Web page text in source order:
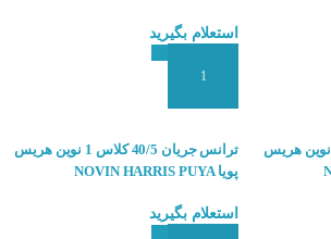
استعلام بگیرید
ترانس جریان 50/5 کلاس 1 نوین هریس
ترانس جریان 40/5 کلاس 1 نوین هریس
پویا NOVIN HARRIS PUYA
استعلام بگیرید